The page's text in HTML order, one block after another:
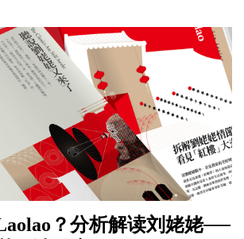
？分析解读刘姥姥──